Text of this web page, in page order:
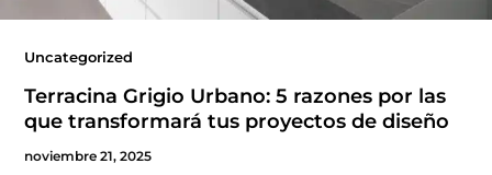
Uncategorized
Terracina Grigio Urbano: 5 razones por las
que transformará tus proyectos de diseño
noviembre 21, 2025